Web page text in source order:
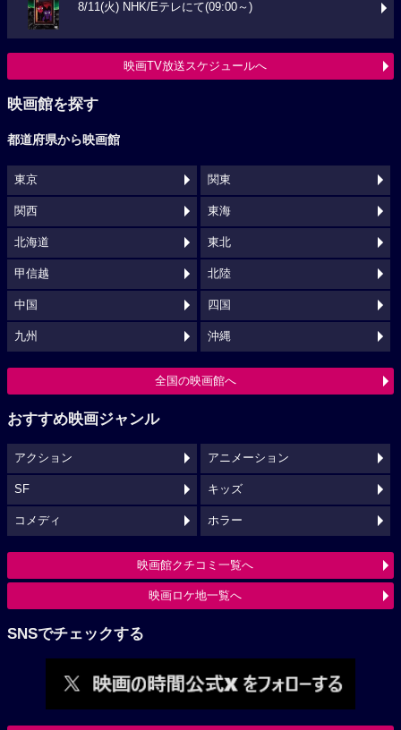
8/11(火) NHK/Eテレにて(09:00～)
映画TV放送スケジュールへ
映画館を探す
都道府県から映画館
東京 関東
関西 東海
北海道 東北
甲信越 北陸
中国 四国
九州 沖縄
全国の映画館へ
おすすめ映画ジャンル
アクション アニメーション
SF キッズ
コメディ ホラー
映画館クチコミ一覧へ
映画ロケ地一覧へ
SNSでチェックする